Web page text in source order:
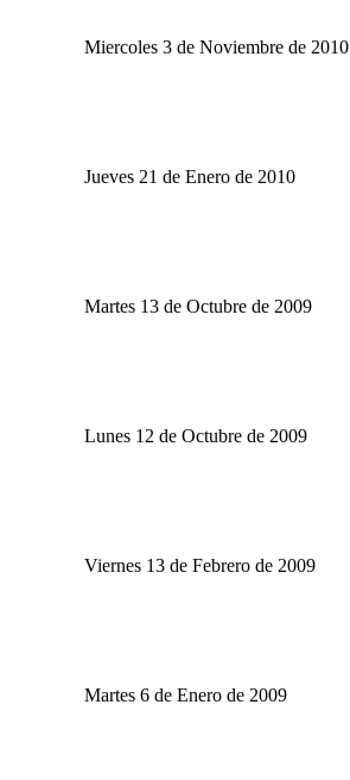
Miercoles 3 de Noviembre de 2010
Jueves 21 de Enero de 2010
Martes 13 de Octubre de 2009
Lunes 12 de Octubre de 2009
Viernes 13 de Febrero de 2009
Martes 6 de Enero de 2009